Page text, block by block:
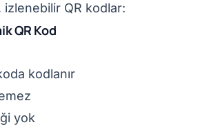
izlenebilir QR kodlar:
QR Kod
kodlanır
yok